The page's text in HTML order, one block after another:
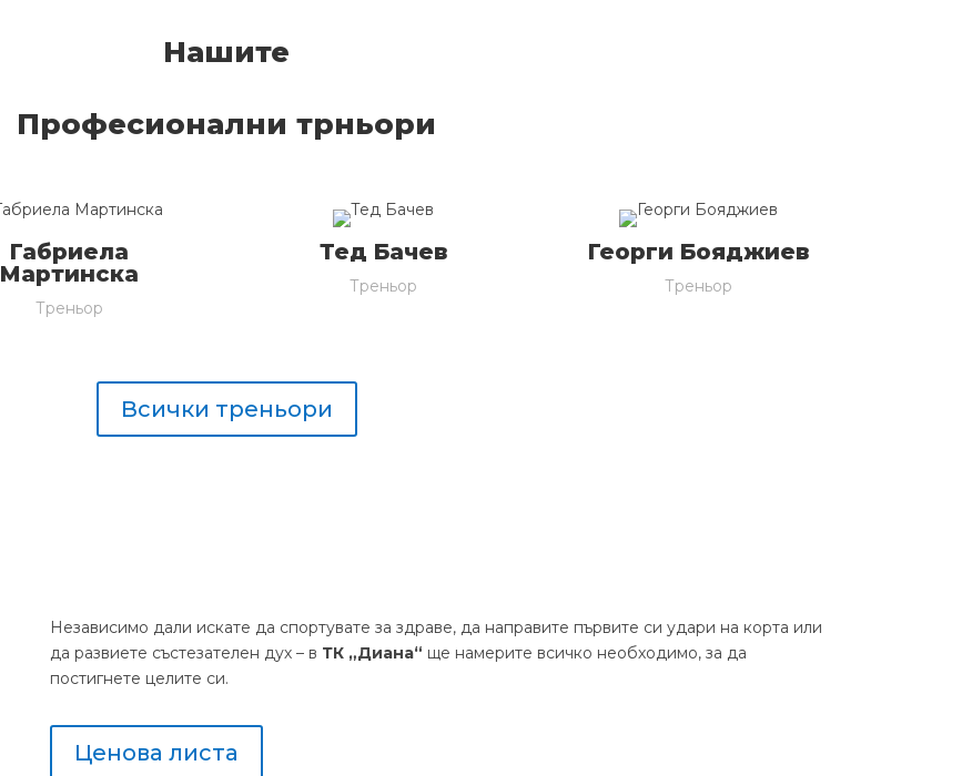
Нашите
Професионални трньори
Габриела
Мартинска
Треньор
Тед Бачев
Треньор
Георги Бояджиев
Треньор
Всички треньори
Независимо дали искате да спортувате за здраве, да направите първите си удари на корта или
да развиете състезателен дух – в ТК „Диана“ ще намерите всичко необходимо, за да
постигнете целите си.
Ценова листа